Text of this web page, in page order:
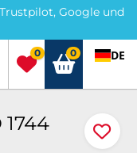
Google und
+49 5741 3222690
0 0 DE